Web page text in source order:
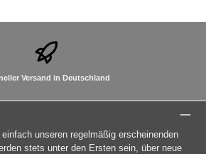
Versand in Deutschland
unseren regelmäßig erscheinenden
stets unter den Ersten sein, über neue